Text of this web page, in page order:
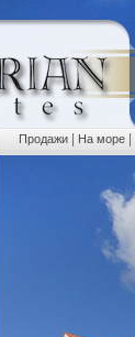
Продажи На море